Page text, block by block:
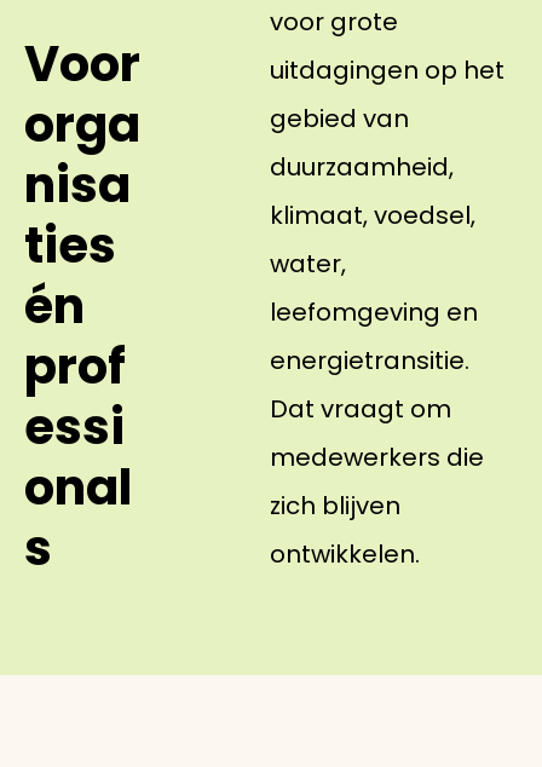
Voor
orga
nisa
ties
én
prof
essi
onal
s
voor grote
uitdagingen op het
gebied van
duurzaamheid,
klimaat, voedsel,
water,
leefomgeving en
energietransitie.
Dat vraagt om
medewerkers die
zich blijven
ontwikkelen.